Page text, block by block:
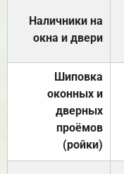
Наличники на
окна и двери
Шиповка
оконных и
дверных
проёмов
(ройки)